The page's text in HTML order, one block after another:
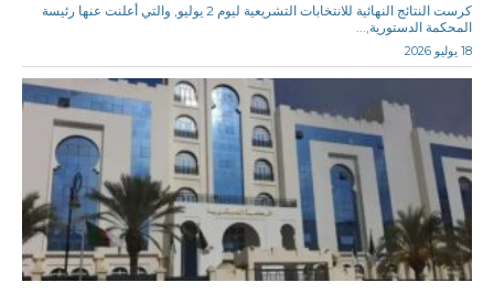
كرست النتائج النهائية للانتخابات التشريعية ليوم 2 يوليو, والتي أعلنت عنها رئيسة
المحكمة الدستورية,...
18 يوليو 2026